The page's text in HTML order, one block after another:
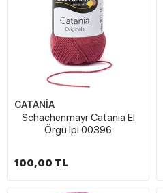
CATANİA
Schachenmayr Catania El
Örgü İpi 00396
100,00 TL